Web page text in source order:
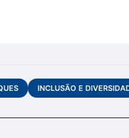
INCLUSÃO E